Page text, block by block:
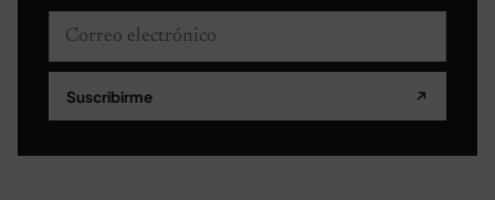
Correo electrónico
Suscribirme ↗